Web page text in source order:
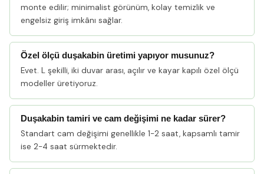
monte edilir; minimalist görünüm, kolay temizlik ve
engelsiz giriş imkânı sağlar.
Özel ölçü duşakabin üretimi yapıyor musunuz?
Evet. L şekilli, iki duvar arası, açılır ve kayar kapılı özel ölçü
modeller üretiyoruz.
Duşakabin tamiri ve cam değişimi ne kadar sürer?
Standart cam değişimi genellikle 1-2 saat, kapsamlı tamir
ise 2-4 saat sürmektedir.